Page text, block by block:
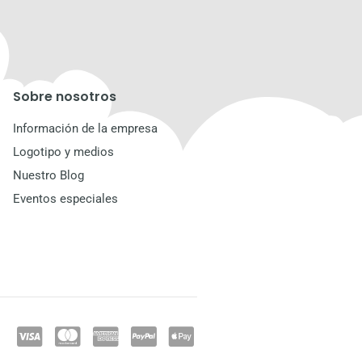
Sobre nosotros
Información de la empresa
Logotipo y medios
Nuestro Blog
Eventos especiales